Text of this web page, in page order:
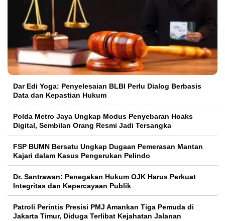
Dar Edi Yoga: Penyelesaian BLBI Perlu Dialog Berbasis
Data dan Kepastian Hukum
Polda Metro Jaya Ungkap Modus Penyebaran Hoaks
Digital, Sembilan Orang Resmi Jadi Tersangka
FSP BUMN Bersatu Ungkap Dugaan Pemerasan Mantan
Kajari dalam Kasus Pengerukan Pelindo
Dr. Santrawan: Penegakan Hukum OJK Harus Perkuat
Integritas dan Kepercayaan Publik
Patroli Perintis Presisi PMJ Amankan Tiga Pemuda di
Jakarta Timur, Diduga Terlibat Kejahatan Jalanan